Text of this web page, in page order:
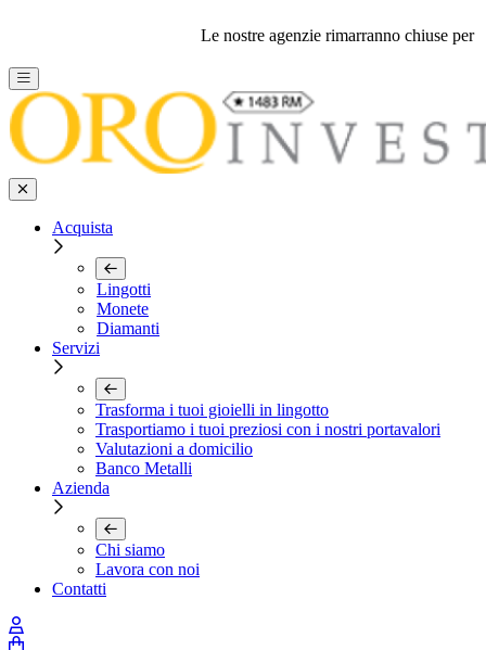
Le nostre agenzie rimarranno chiuse per ferie
Acquista
Lingotti
Monete
Diamanti
Servizi
Trasforma i tuoi gioielli in lingotto
Trasportiamo i tuoi preziosi con i nostri portavalori
Valutazioni a domicilio
Banco Metalli
Azienda
Chi siamo
Lavora con noi
Contatti